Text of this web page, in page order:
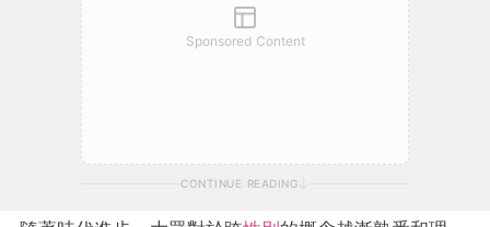
Sponsored Content
CONTINUE READING